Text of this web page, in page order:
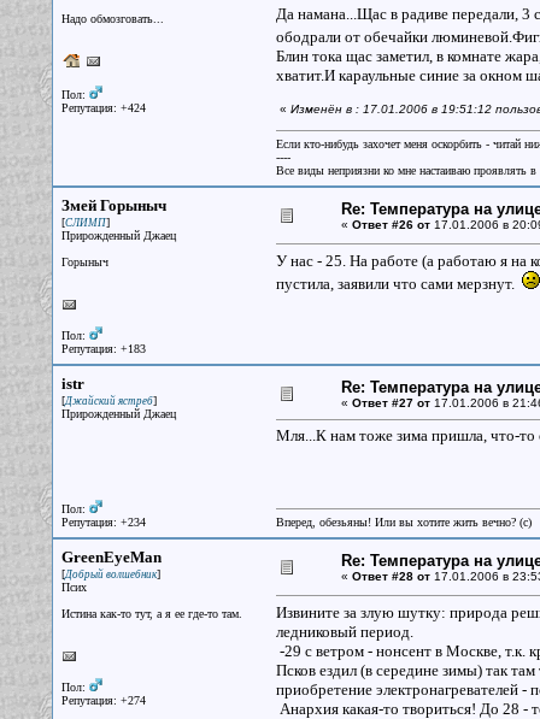
Надо обмозговать...
Пол:
Репутация: +424
Да намана...Щас в радиве передали, 3
ободрали от обечайки
Блин тока щас заметил, в комнате
хватит.И караульные синие за окном
« Изменён в : 17.01.2006 в 19:51:12
Если кто-нибудь захочет меня оскорбить - читай
----
Все виды неприязни ко мне настаиваю проявлять
Змей Горыныч
[СЛИМП]
Прирожденный Джаец
Горыныч
Пол:
Репутация: +183
Re: Температура на
« Ответ #26 от17.01.2006 в
У нас - 25. На работе (а работаю я на
пустила, заявили что сами мерзнут.
istr
[Джайский ястреб]
Прирожденный Джаец
Пол:
Репутация: +234
Re: Температура на
« Ответ #27 от17.01.2006 в
Мля...К нам тоже зима пришла, что-то
Вперед, обезьяны! Или вы хотите жить вечно? (c)
GreenEyeMan
[Добрый волшебник]
Псих
Истина как-то тут, а я ее где-то там.
Пол:
Репутация: +274
Re: Температура на
« Ответ #28 от17.01.2006 в
Извините за злую шутку: природа
ледниковый период.
-29 с ветром - нонсент в Москве, т.к.
Псков ездил (в середине зимы) так
приобретение электронагревателей -
Анархия какая-то твориться! До 28 -